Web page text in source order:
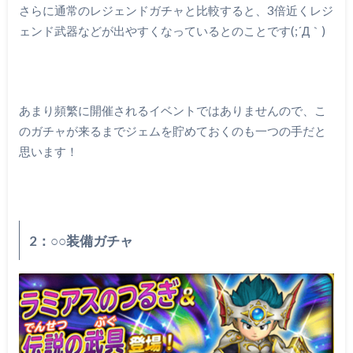
さらに通常のレジェンドガチャと比較すると、3倍近くレジ
ェンド武器などが出やすくなっているとのことです(;´Д｀)
あまり頻繁に開催されるイベントではありませんので、こ
のガチャが来るまでジェムを貯めておくのも一つの手だと
思います！
2：○○装備ガチャ